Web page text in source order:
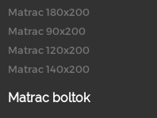
Matrac 180x200
Matrac 90x200
Matrac 120x200
Matrac 140x200
Matrac boltok